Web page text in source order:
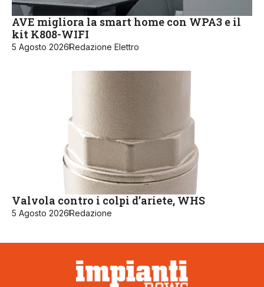
AVE migliora la smart home con WPA3 e il
kit K808-WIFI
5 Agosto 2026Redazione Elettro
Valvola contro i colpi d’ariete, WHS
5 Agosto 2026Redazione